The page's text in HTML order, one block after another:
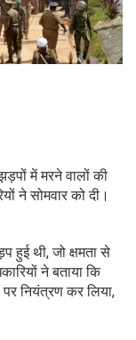
में मरने वालों की
ने सोमवार को दी।
हुई थी, जो क्षमता से
ने बताया कि
नियंत्रण कर लिया,